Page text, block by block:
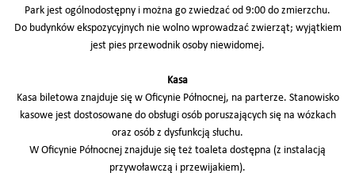
Park jest ogólnodostępny i można go zwiedzać od 9:00 do zmierzchu.
Do budynków ekspozycyjnych nie wolno wprowadzać zwierząt; wyjątkiem
jest pies przewodnik osoby niewidomej.
Kasa
Kasa biletowa znajduje się w Oficynie Północnej, na parterze. Stanowisko
kasowe jest dostosowane do obsługi osób poruszających się na wózkach
oraz osób z dysfunkcją słuchu.
W Oficynie Północnej znajduje się też toaleta dostępna (z instalacją
przywoławczą i przewijakiem).